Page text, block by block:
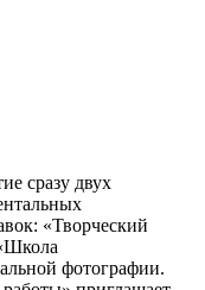
сразу двух
«Творческий
фотографии.